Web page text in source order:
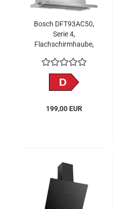
Bosch DFT93AC50,
Serie 4,
Flachschirmhaube,
D
199,00 EUR